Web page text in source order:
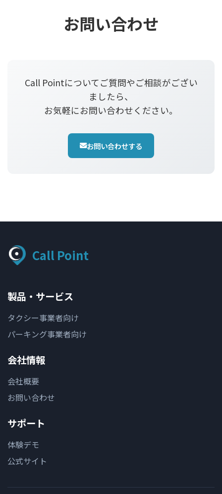
お問い合わせ
Call Pointについてご質問やご相談がござい
ましたら、
お気軽にお問い合わせください。
お問い合わせする
Call Point
製品・サービス
タクシー事業者向け
パーキング事業者向け
会社情報
会社概要
お問い合わせ
サポート
体験デモ
公式サイト